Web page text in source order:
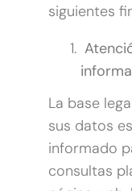
siguientes
La base
sus datos
informado
consultas